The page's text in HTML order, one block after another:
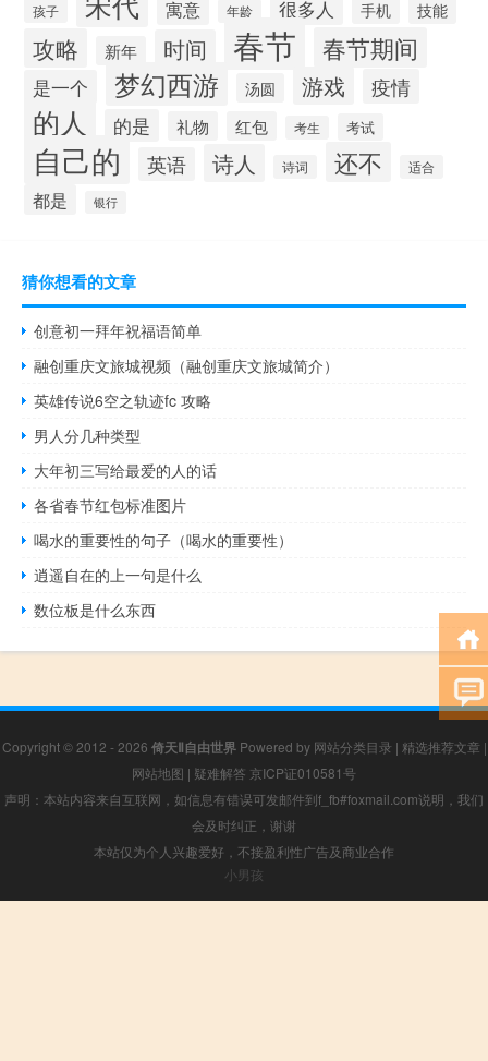
孩子 寓意 年龄 很多人 手机 技能
攻略 新年 时间 春节 春节期间
是一个 梦幻西游 汤圆 游戏 疫情
的人 的是 礼物 红包 考生 考试
自己的 英语 诗人 诗词 还不 适合
都是 银行
猜你想看的文章
创意初一拜年祝福语简单
融创重庆文旅城视频（融创重庆文旅城简介）
英雄传说6空之轨迹fc 攻略
男人分几种类型
大年初三写给最爱的人的话
各省春节红包标准图片
喝水的重要性的句子（喝水的重要性）
逍遥自在的上一句是什么
数位板是什么东西
Copyright © 2012 - 2026 倚天Ⅱ自由世界Powered by 网站分类目录 | 精选推荐文章 |
网站地图 | 疑难解答 京ICP证010581号
声明：本站内容来自互联网，如信息有错误可发邮件到f_fb#foxmail.com说明，我们
会及时纠正，谢谢
本站仅为个人兴趣爱好，不接盈利性广告及商业合作
小男孩